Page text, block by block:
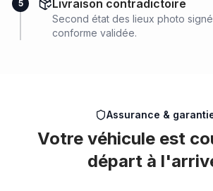
5 Livraison contradictoire
Second état des lieux photo
conforme validée.
Assurance &
Votre véhicule est
départ à